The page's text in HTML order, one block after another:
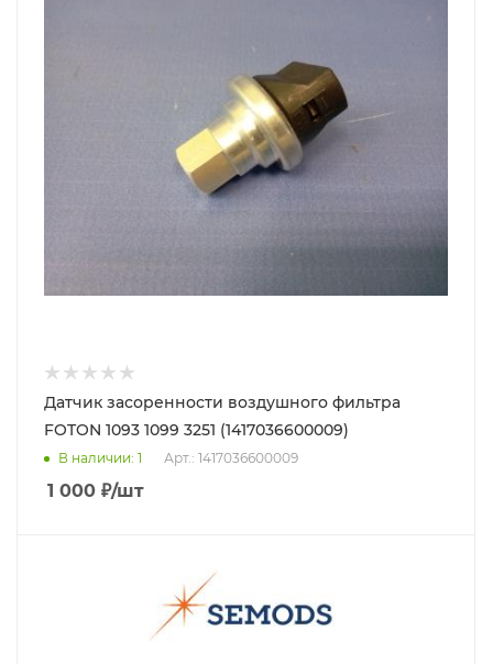
Датчик засоренности воздушного фильтра
FOTON 1093 1099 3251 (1417036600009)
В наличии: 1 Арт.: 1417036600009
1 000 ₽/шт